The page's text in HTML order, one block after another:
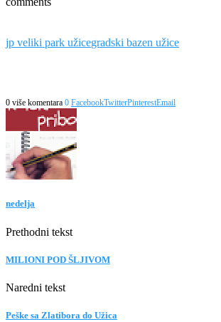
jp veliki park užicegradski bazen užice
0 više komentara 0 FacebookTwitterPinterestEmail
nedelja
Prethodni tekst
MILIONI POD ŠLJIVOM
Naredni tekst
Peške sa Zlatibora do Užica